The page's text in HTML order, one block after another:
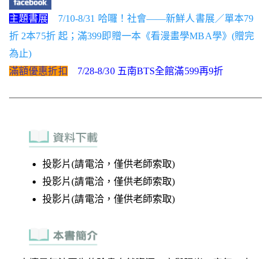
主題書展
7/10-8/31 哈囉！社會——新鮮人書展／單本79
折 2本75折 起；滿399即贈一本《看漫畫學MBA學》(贈完
為止)
滿額優惠折扣
7/28-8/30 五南BTS全館滿599再9折
投影片(請電洽，僅供老師索取)
投影片(請電洽，僅供老師索取)
投影片(請電洽，僅供老師索取)